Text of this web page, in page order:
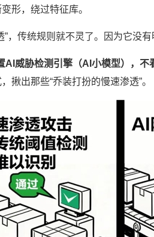
形，绕过特征库。
”，传统规则就不灵了。因为它没有
AI 威胁检测引擎（AI 小模型），不
揪出那些“乔装打扮的慢速渗透”。